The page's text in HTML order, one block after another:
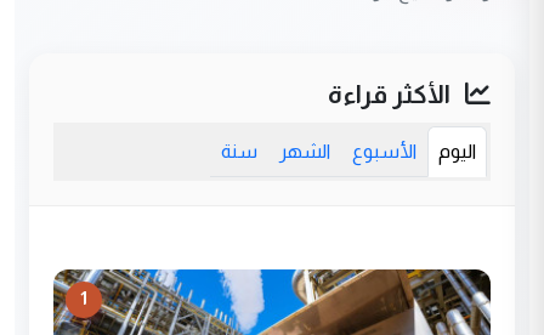
الأكثر قراءة
اليوم الأسبوع الشهر سنة
1